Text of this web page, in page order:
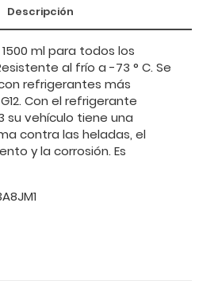
Descripción
ml para todos los
al frío a -73 ° C. Se
refrigerantes más
Con el refrigerante
su vehículo tiene una
contra las heladas, el
y la corrosión. Es